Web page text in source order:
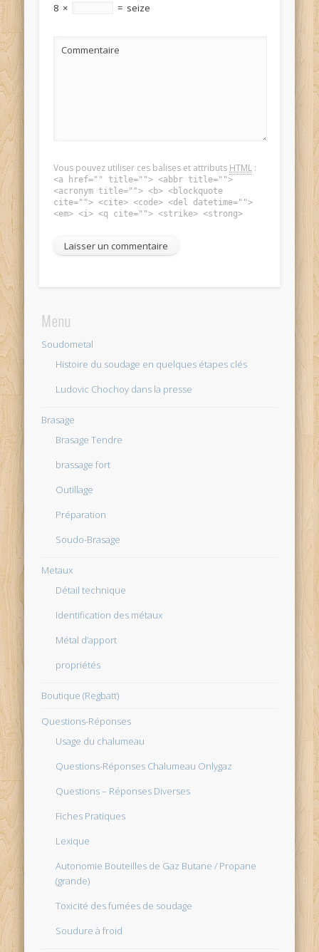
8 × = seize
Commentaire
Vous pouvez utiliser ces balises et attributs HTML :
<a href="" title=""> <abbr title="">
<acronym title=""> <b> <blockquote
cite=""> <cite> <code> <del datetime="">
<em> <i> <q cite=""> <strike> <strong>
Menu
Soudometal
Histoire du soudage en quelques étapes clés
Ludovic Chochoy dans la presse
Brasage
Brasage Tendre
brassage fort
Outillage
Préparation
Soudo-Brasage
Metaux
Détail technique
Identification des métaux
Métal d’apport
propriétés
Boutique (Regbatt)
Questions-Réponses
Usage du chalumeau
Questions-Réponses Chalumeau Onlygaz
Questions – Réponses Diverses
Fiches Pratiques
Lexique
Autonomie Bouteilles de Gaz Butane / Propane
(grande)
Toxicité des fumées de soudage
Soudure à froid